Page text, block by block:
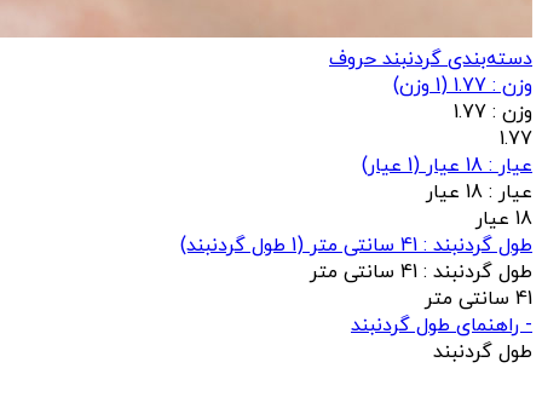
دسته‌بندی گردنبند حروف
وزن : 1.77
(
1 وزن)
وزن : 1.77
1.77
عيار : 18 عیار
(
1 عيار)
عيار : 18 عیار
18 عیار
طول گردنبند : 41 سانتی متر
(
1 طول گردنبند)
طول گردنبند : 41 سانتی متر
41 سانتی متر
- راهنمای طول گردنبند
طول گردنبند